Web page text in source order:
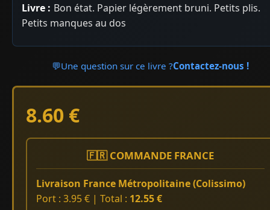
Livre : Bon état. Papier légèrement bruni. Petits plis.
Petits manques au dos
💬Une question sur ce livre ?Contactez-nous !
8.60 €
🇫🇷 COMMANDE FRANCE
Livraison France Métropolitaine (Colissimo)
Port : 3.95 € | Total : 12.55 €